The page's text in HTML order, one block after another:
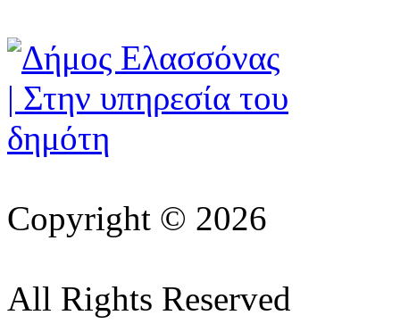
Copyright © 2026
All Rights Reserved